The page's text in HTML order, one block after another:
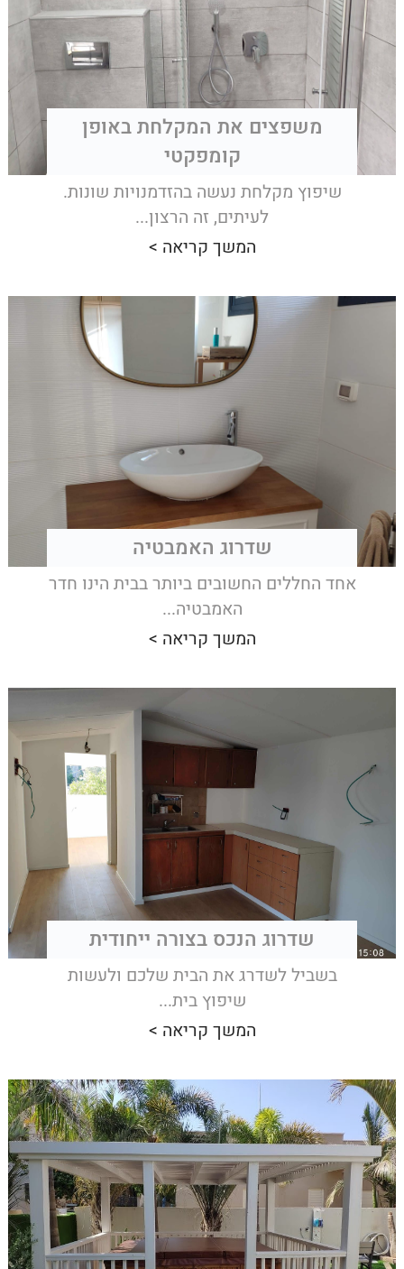
משפצים את המקלחת באופן
קומפקטי
שיפוץ מקלחת נעשה בהזדמנויות שונות.
לעיתים, זה הרצון...
המשך קריאה >
שדרוג האמבטיה
אחד החללים החשובים ביותר בבית הינו חדר
האמבטיה...
המשך קריאה >
שדרוג הנכס בצורה ייחודית
בשביל לשדרג את הבית שלכם ולעשות
שיפוץ בית...
המשך קריאה >